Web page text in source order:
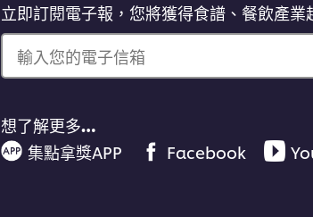
立即訂閱電子報，您將獲得食譜、餐飲產業
輸入您的電子信箱
想了解更多…
集點拿獎APP
Facebook